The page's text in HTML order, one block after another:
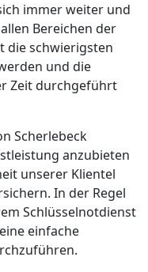
immer weiter und
Bereichen der
die schwierigsten
und die
Zeit durchgeführt
Scherlebeck
anzubieten
unserer Klientel
In der Regel
Schlüsselnotdienst
einfache